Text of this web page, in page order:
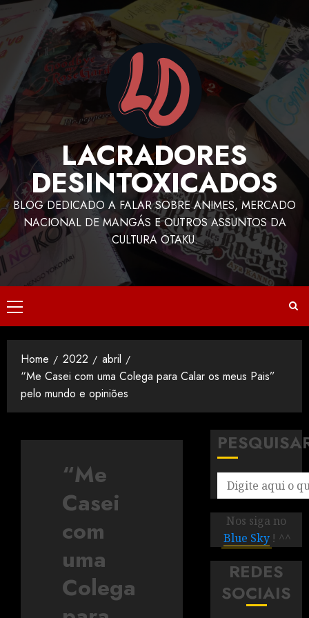
LACRADORES
DESINTOXICADOS
BLOG DEDICADO A FALAR SOBRE ANIMES, MERCADO
NACIONAL DE MANGÁS E OUTROS ASSUNTOS DA
CULTURA OTAKU.
Home 2022
abril
“Me Casei com uma Colega para Calar os meus Pais”
pelo mundo e opiniões
“Me
Casei
com
uma
Colega
Nos siga no
Blue Sky ! ^^
REDES
SOCIAIS